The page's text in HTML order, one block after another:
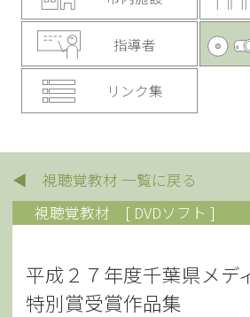
指導者
リンク集
◀ 視聴覚教材 一覧に戻る
視聴覚教材
[ DVDソフト ]
平成２７年度千葉県メデ
特別賞受賞作品集